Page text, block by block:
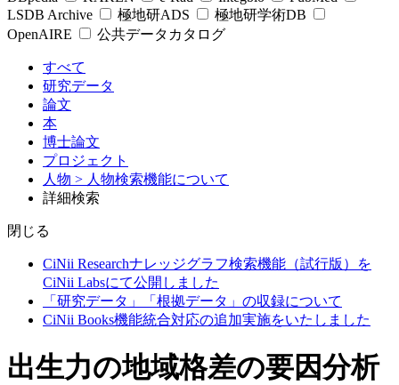
LSDB Archive
極地研ADS
極地研学術DB
OpenAIRE
公共データカタログ
すべて
研究データ
論文
本
博士論文
プロジェクト
人物 > 人物検索機能について
詳細検索
閉じる
CiNii Researchナレッジグラフ検索機能（試行版）を
CiNii Labsにて公開しました
「研究データ」「根拠データ」の収録について
CiNii Books機能統合対応の追加実施をいたしました
出生力の地域格差の要因分析